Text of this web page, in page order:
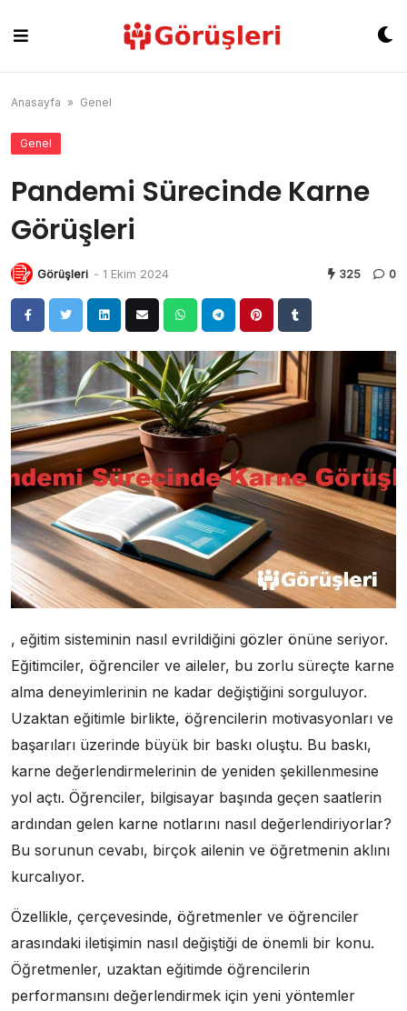
content
Anasayfa » Genel
Genel
Pandemi Sürecinde Karne
Görüşleri
Görüşleri - 1 Ekim 2024 325 0
, eğitim sisteminin nasıl evrildiğini gözler önüne seriyor.
Eğitimciler, öğrenciler ve aileler, bu zorlu süreçte karne
alma deneyimlerinin ne kadar değiştiğini sorguluyor.
Uzaktan eğitimle birlikte, öğrencilerin motivasyonları ve
başarıları üzerinde büyük bir baskı oluştu. Bu baskı,
karne değerlendirmelerinin de yeniden şekillenmesine
yol açtı. Öğrenciler, bilgisayar başında geçen saatlerin
ardından gelen karne notlarını nasıl değerlendiriyorlar?
Bu sorunun cevabı, birçok ailenin ve öğretmenin aklını
kurcalıyor.
Özellikle, çerçevesinde, öğretmenler ve öğrenciler
arasındaki iletişimin nasıl değiştiği de önemli bir konu.
Öğretmenler, uzaktan eğitimde öğrencilerin
performansını değerlendirmek için yeni yöntemler